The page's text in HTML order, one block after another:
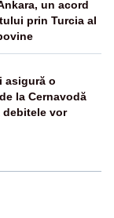
un acord
prin Turcia al
asigură o
la Cernavodă
debitele vor